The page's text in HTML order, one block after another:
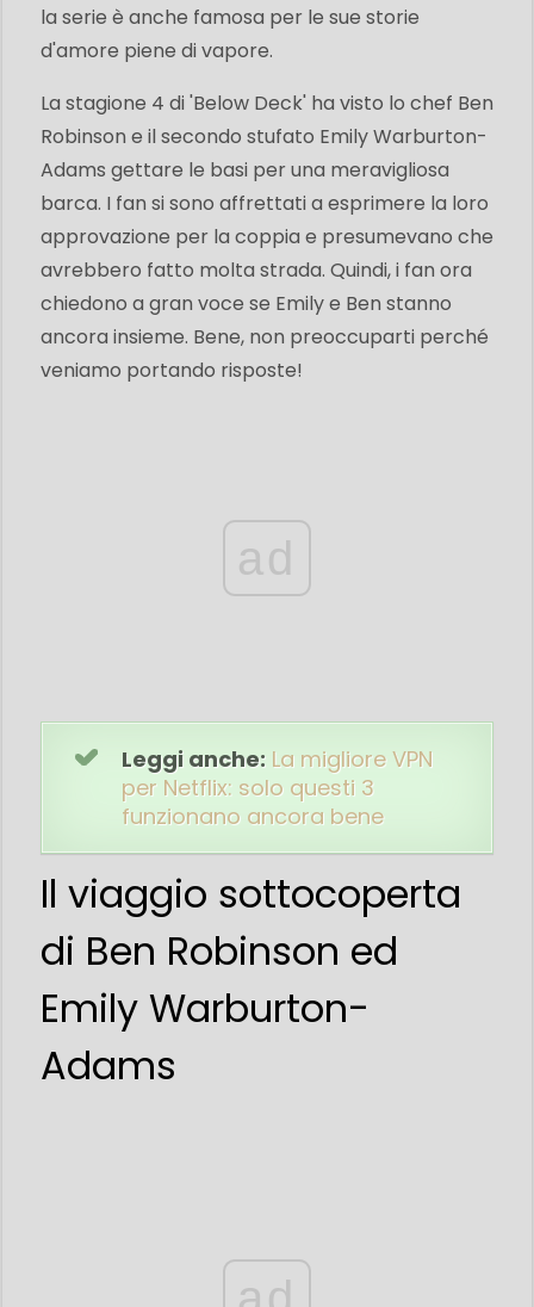
la serie è anche famosa per le sue storie
d'amore piene di vapore.
La stagione 4 di 'Below Deck' ha visto lo chef Ben
Robinson e il secondo stufato Emily Warburton-
Adams gettare le basi per una meravigliosa
barca. I fan si sono affrettati a esprimere la loro
approvazione per la coppia e presumevano che
avrebbero fatto molta strada. Quindi, i fan ora
chiedono a gran voce se Emily e Ben stanno
ancora insieme. Bene, non preoccuparti perché
veniamo portando risposte!
ad
Leggi anche: La migliore VPN
per Netflix: solo questi 3
funzionano ancora bene
Il viaggio sottocoperta
di Ben Robinson ed
Emily Warburton-
Adams